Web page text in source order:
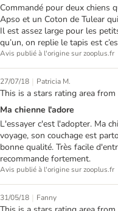
Commandé pour deux chiens
Apso et un Coton de Tulear
Il est assez large pour les
qu’un, on replie le tapis est
Avis publié à l'origine sur zooplus.fr
27/07/18 | Patricia M.
This is a stars rating area
Ma chienne l'adore
L'essayer c'est l'adopter. Ma
voyage, son couchage est
bonne qualité. Très facile
recommande fortement.
Avis publié à l'origine sur zooplus.fr
31/05/18 | Fanny